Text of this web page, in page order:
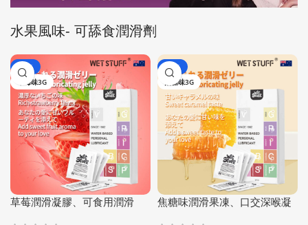
水果風味- 可舔食潤滑劑
-70%
草莓味3G
草莓潤滑凝膠、可食用潤滑
-70%
焦糖味3G
焦糖味潤滑果凍、口交深喉凝